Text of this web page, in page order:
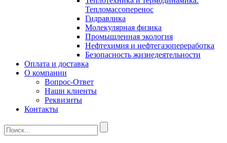
Тепломассоперенос
Гидравлика
Молекулярная физика
Промышленная экология
Нефтехимия и нефтегазопереработка
Безопасность жизнедеятельности
Оплата и доставка
О компании
Вопрос-Ответ
Наши клиенты
Реквизиты
Контакты